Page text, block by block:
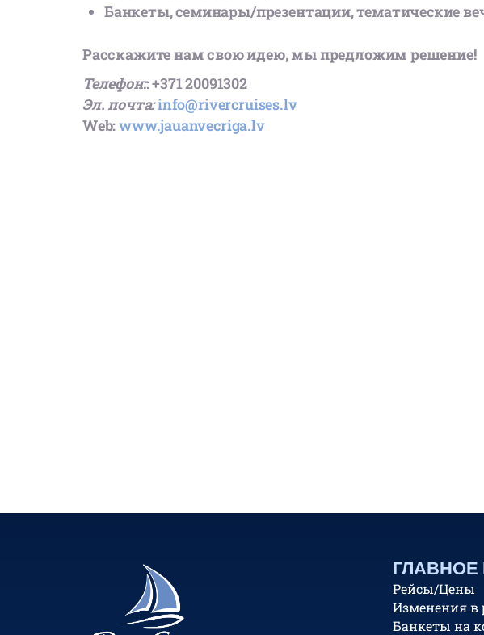
Банкеты, семинары/презентации, тематические
Расскажите нам свою идею, мы предложим решение!
Телефон:: +371 20091302
Эл. почта:info@rivercruises.lv
Web:www.jauanvecriga.lv
Рейсы/Цены
Изменения в
Банкеты на